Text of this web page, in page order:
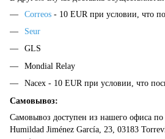
Correos - 10 EUR при условии, что
Seur
GLS
Mondial Relay
Nacex - 10 EUR при условии, что
Самовывоз:
Самовывоз доступен из нашего офиса
Humildad Jiménez García, 23, 03183